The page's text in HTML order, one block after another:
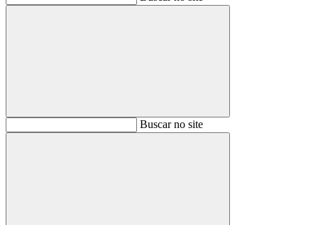
BuscarBuscar no site